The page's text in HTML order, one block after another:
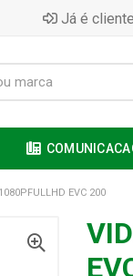
Já é
EVC 200